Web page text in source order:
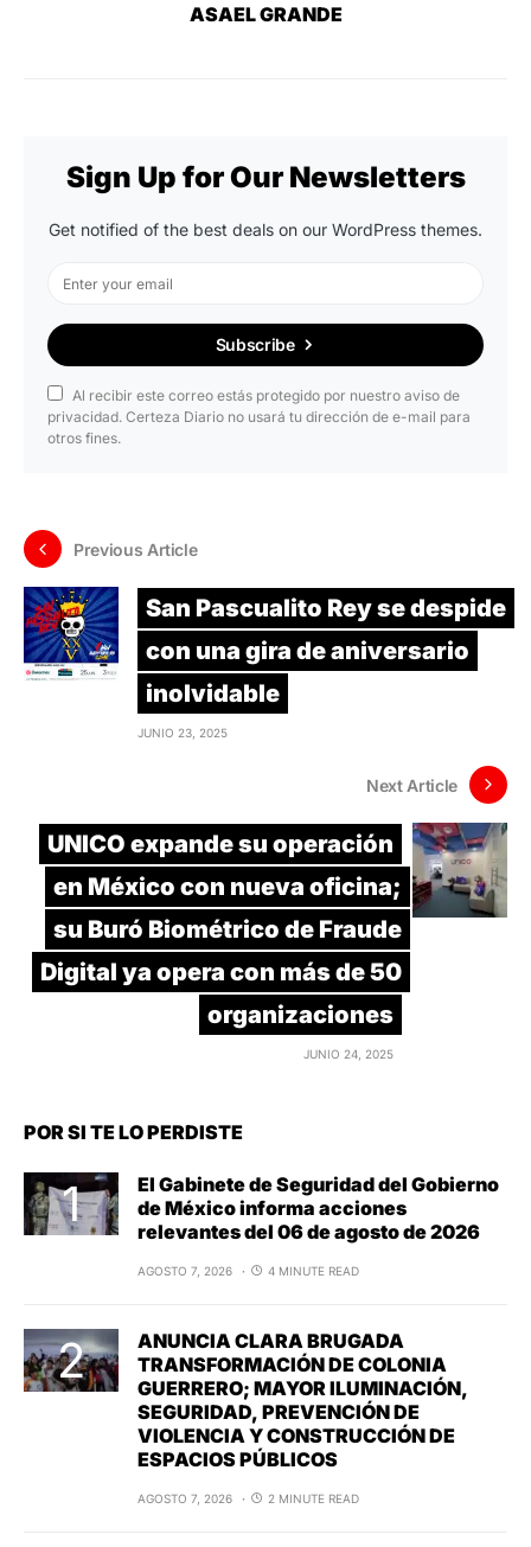
ASAEL GRANDE
Sign Up for Our Newsletters
Get notified of the best deals on our WordPress themes.
Subscribe
Al recibir este correo estás protegido por nuestro aviso de
privacidad. Certeza Diario no usará tu dirección de e-mail para
otros fines.
Previous Article
San Pascualito Rey se despide
con una gira de aniversario
inolvidable
JUNIO 23, 2025
Next Article
UNICO expande su operación
en México con nueva oficina;
su Buró Biométrico de Fraude
Digital ya opera con más de 50
organizaciones
JUNIO 24, 2025
POR SI TE LO PERDISTE
El Gabinete de Seguridad del Gobierno
de México informa acciones
relevantes del 06 de agosto de 2026
AGOSTO 7, 2026 4 MINUTE READ
ANUNCIA CLARA BRUGADA
TRANSFORMACIÓN DE COLONIA
GUERRERO; MAYOR ILUMINACIÓN,
SEGURIDAD, PREVENCIÓN DE
VIOLENCIA Y CONSTRUCCIÓN DE
ESPACIOS PÚBLICOS
AGOSTO 7, 2026 2 MINUTE READ